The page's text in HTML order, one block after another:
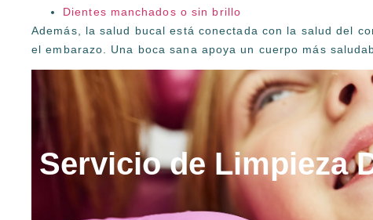
Dientes manchados o sin brillo
Además, la salud bucal está conectada con la salud del
el embarazo. Una boca sana apoya un cuerpo más
Servicio de Limpieza